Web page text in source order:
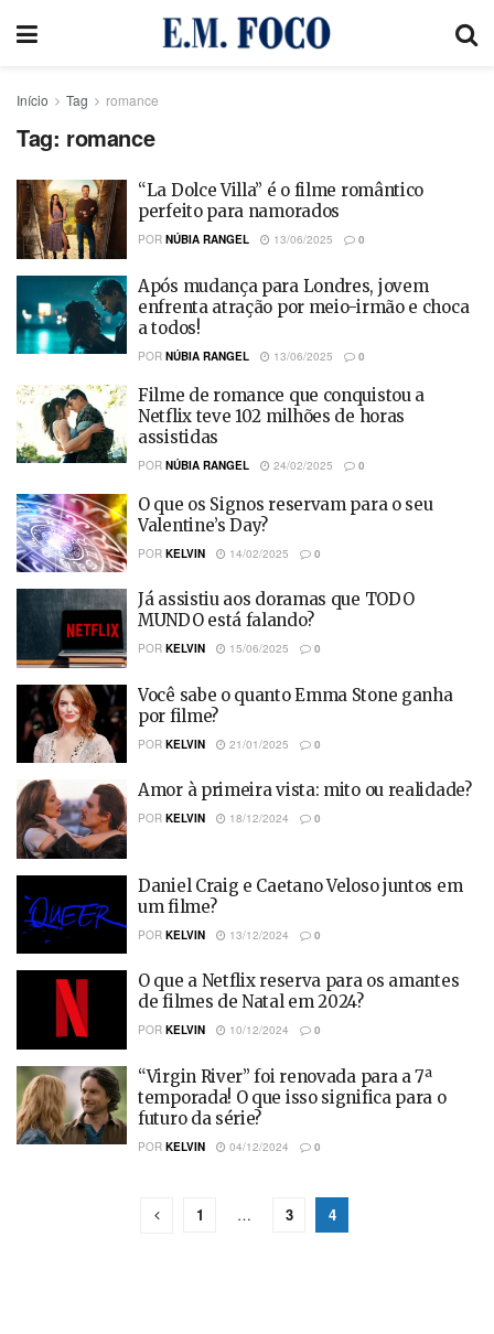
Início Tag romance
Tag: romance
“La Dolce Villa” é o filme romântico
perfeito para namorados
POR NÚBIA RANGEL 13/06/2025 0
Após mudança para Londres, jovem
enfrenta atração por meio-irmão e choca
a todos!
POR NÚBIA RANGEL 13/06/2025 0
Filme de romance que conquistou a
Netflix teve 102 milhões de horas
assistidas
POR NÚBIA RANGEL 24/02/2025 0
O que os Signos reservam para o seu
Valentine’s Day?
POR KELVIN 14/02/2025 0
Já assistiu aos doramas que TODO
MUNDO está falando?
POR KELVIN 15/06/2025 0
Você sabe o quanto Emma Stone ganha
por filme?
POR KELVIN 21/01/2025 0
Amor à primeira vista: mito ou realidade?
POR KELVIN 18/12/2024 0
Daniel Craig e Caetano Veloso juntos em
um filme?
POR KELVIN 13/12/2024 0
O que a Netflix reserva para os amantes
de filmes de Natal em 2024?
POR KELVIN 10/12/2024 0
“Virgin River” foi renovada para a 7ª
temporada! O que isso significa para o
futuro da série?
POR KELVIN 04/12/2024 0
1 … 3 4